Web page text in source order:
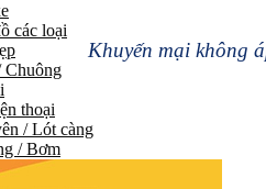
các loại
Chuông
thoại
/ Lót càng
/ Bơm
dưỡng
Khuyến mại không